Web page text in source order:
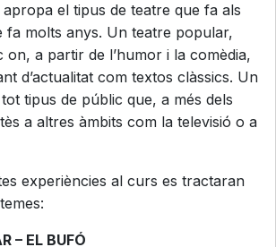
apropa el tipus de teatre que fa als
fa molts anys. Un teatre popular,
a partir de l’humor i la comèdia,
d’actualitat com textos clàssics. Un
tipus de públic que, a més dels
a altres àmbits com la televisió o a
experiències al curs es tractaran
– EL BUFÓ